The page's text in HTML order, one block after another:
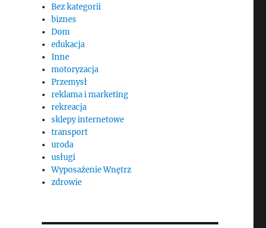
Bez kategorii
biznes
Dom
edukacja
Inne
motoryzacja
Przemysł
reklama i marketing
rekreacja
sklepy internetowe
transport
uroda
usługi
Wyposażenie Wnętrz
zdrowie